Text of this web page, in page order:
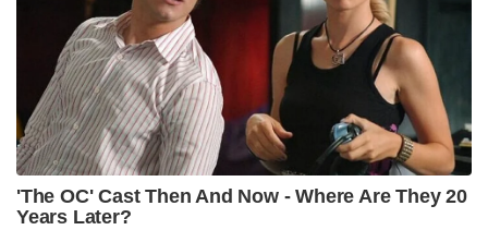
'The OC' Cast Then And Now - Where Are They 20
Years Later?